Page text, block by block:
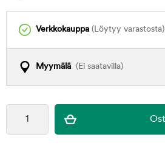
Verkkokauppa (Löytyy varastosta)
Myymälä (Ei saatavilla)